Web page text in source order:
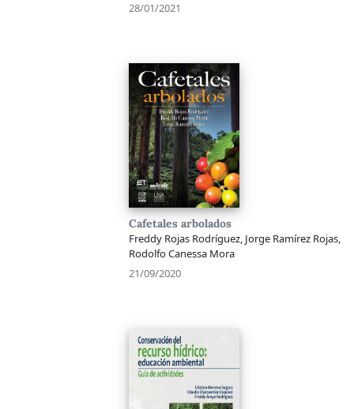
28/01/2021
Cafetales arbolados
Freddy Rojas Rodríguez, Jorge Ramírez Rojas,
Rodolfo Canessa Mora
21/09/2020